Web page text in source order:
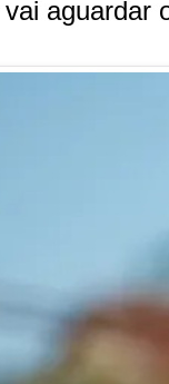
aguardar